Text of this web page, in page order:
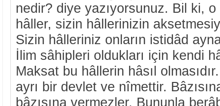
nedir? diye yazıyorsunuz. Bil ki,
hâller, sizin hâllerinizin
Sizin hâlleriniz onların istidâd
İlim sâhipleri oldukları için kendi
Maksat bu hâllerin hâsıl
ayrı bir devlet ve nîmettir.
bâzısına vermezler. Bununla